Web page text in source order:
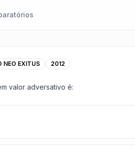
NEO EXITUS 2012
valor adversativo é: